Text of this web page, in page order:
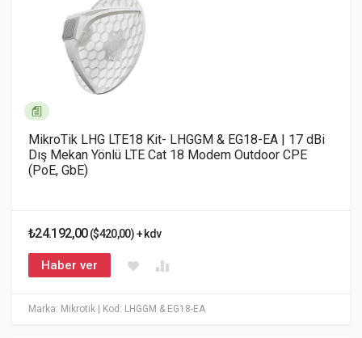
Marka: Mikrotik | Kod: LHGGM & EG18-EA
MikroTik LHG LTE18 Kit- LHGGM & EG18-EA | 17 dBi
Dış Mekan Yönlü LTE Cat 18 Modem Outdoor CPE
(PoE, GbE)
₺24.192,00($420,00) + kdv
Haber ver